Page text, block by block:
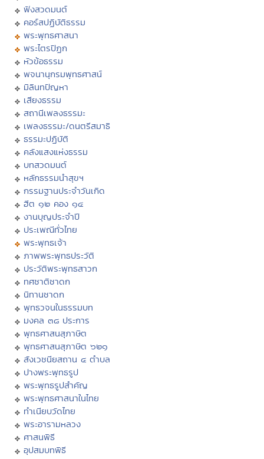
ฟังสวดมนต์
คอร์สปฏิบัติธรรม
พระพุทธศาสนา
พระไตรปิฏก
หัวข้อธรรม
พจนานุกรมพุทธศาสน์
มิลินทปัญหา
เสียงธรรม
สถานีเพลงธรรมะ
เพลงธรรมะ/ดนตรีสมาธิ
ธรรมะปฏิบัติ
คลังแสงแห่งธรรม
บทสวดมนต์
หลักธรรมนำสุขฯ
กรรมฐานประจำวันเกิด
ฮีต ๑๒ คอง ๑๔
งานบุญประจำปี
ประเพณีทั่วไทย
พระพุทธเจ้า
ภาพพระพุทธประวัติ
ประวัติพระพุทธสาวก
ทศชาติชาดก
นิทานชาดก
พุทธวจนในธรรมบท
มงคล ๓๘ ประการ
พุทธศาสนสุภาษิต
พุทธศาสนสุภาษิต ๖๒๑
สังเวชนียสถาน ๔ ตำบล
ปางพระพุทธรูป
พระพุทธรูปสำคัญ
พระพุทธศาสนาในไทย
ทำเนียบวัดไทย
พระอารามหลวง
ศาสนพิธี
อุปสมบทพิธี